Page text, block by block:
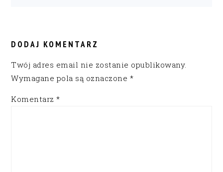
INTERACTIONS
DODAJ KOMENTARZ
Twój adres email nie zostanie opublikowany.
Wymagane pola są oznaczone *
Komentarz*